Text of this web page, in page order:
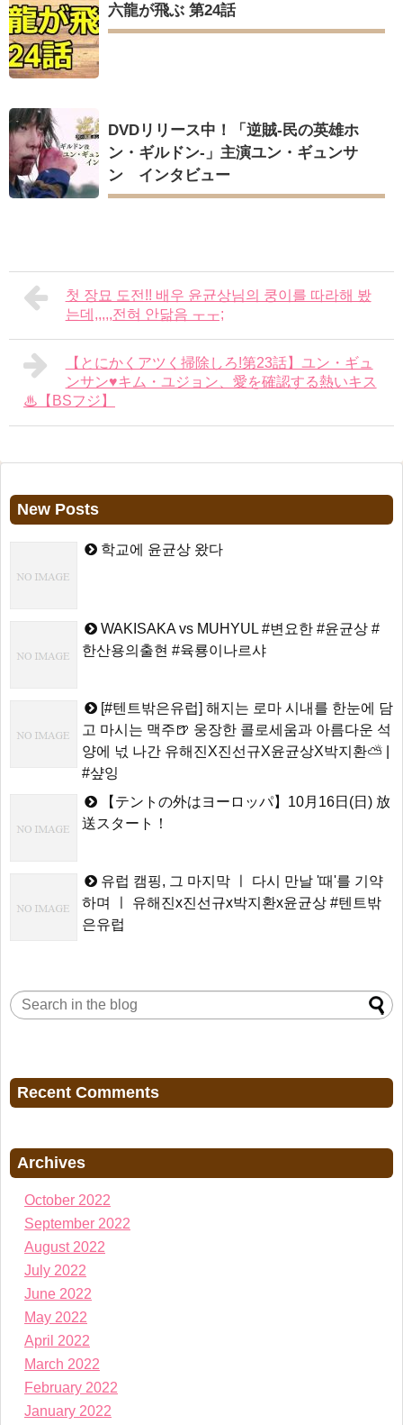
六龍が飛ぶ 第24話
DVDリリース中！「逆賊‐民の英雄ホ
ン・ギルドン‐」主演ユン・ギュンサ
ン インタビュー
첫 장묘 도전!! 배우 윤균상님의 쿵이를 따라해 봤
는데,,,,,전혀 안닮음 ㅜㅜ;
【とにかくアツく掃除しろ!第23話】ユン・ギュ
ンサン♥キム・ユジョン、愛を確認する熱いキス
♨【BSフジ】
New Posts
학교에 윤균상 왔다
WAKISAKA vs MUHYUL #변요한 #윤균상 #
한산용의출현 #육룡이나르샤
[#텐트밖은유럽] 해지는 로마 시내를 한눈에 담
고 마시는 맥주🍺 웅장한 콜로세움과 아름다운 석
양에 넋 나간 유해진X진선규X윤균상X박지환⛅ |
#샾잉
【テントの外はヨーロッパ】10月16日(日) 放
送スタート！
유럽 캠핑, 그 마지막 ㅣ 다시 만날 '때'를 기약
하며 ㅣ 유해진x진선규x박지환x윤균상 #텐트밖
은유럽
Recent Comments
Archives
October 2022
September 2022
August 2022
July 2022
June 2022
May 2022
April 2022
March 2022
February 2022
January 2022